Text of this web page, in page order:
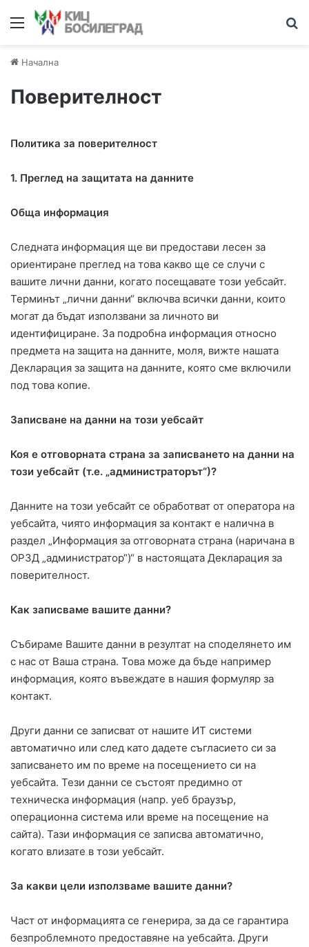
Меню
Начална
Поверителност
Политика за поверителност
1. Преглед на защитата на данните
Обща информация
Следната информация ще ви предостави лесен за
ориентиране преглед на това какво ще се случи с
вашите лични данни, когато посещавате този уебсайт.
Терминът „лични данни“ включва всички данни, които
могат да бъдат използвани за личното ви
идентифициране. За подробна информация относно
предмета на защита на данните, моля, вижте нашата
Декларация за защита на данните, която сме включили
под това копие.
Записване на данни на този уебсайт
Коя е отговорната страна за записването на данни на
този уебсайт (т.е. „администраторът“)?
Данните на този уебсайт се обработват от оператора на
уебсайта, чиято информация за контакт е налична в
раздел „Информация за отговорната страна (наричана в
ОРЗД „администратор“)“ в настоящата Декларация за
поверителност.
Как записваме вашите данни?
Събираме Вашите данни в резултат на споделянето им
с нас от Ваша страна. Това може да бъде например
информация, която въвеждате в нашия формуляр за
контакт.
Други данни се записват от нашите ИТ системи
автоматично или след като дадете съгласието си за
записването им по време на посещението си на
уебсайта. Тези данни се състоят предимно от
техническа информация (напр. уеб браузър,
операционна система или време на посещение на
сайта). Тази информация се записва автоматично,
когато влизате в този уебсайт.
За какви цели използваме вашите данни?
Част от информацията се генерира, за да се гарантира
безпроблемното предоставяне на уебсайта. Други